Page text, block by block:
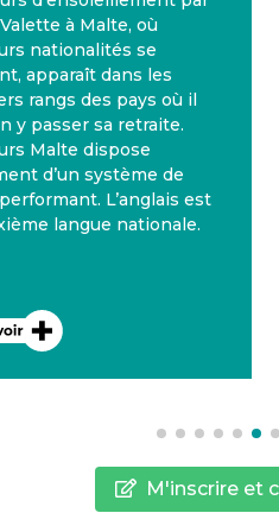
à Malte, où
nationalités se
apparaît dans les
rangs des pays où il
y passer sa retraite.
Malte dispose
d’un système de
L’anglais est
langue nationale.
M'inscrire et